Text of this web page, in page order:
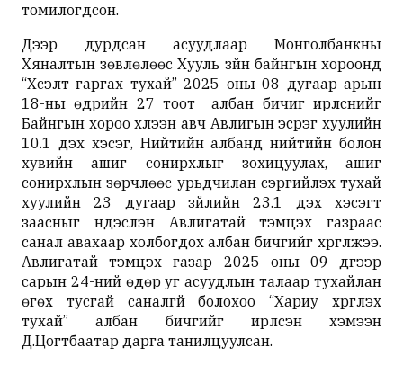
томилогдсон.
Дээр дурдсан асуудлаар Монголбанкны
Хяналтын зөвлөлөөс Хууль зүйн байнгын хороонд
“Хүсэлт гаргах тухай” 2025 оны 08 дугаар арын
18-ны өдрийн 27 тоот албан бичиг ирүүлснийг
Байнгын хороо хүлээн авч Авлигын эсрэг хуулийн
10.1 дэх хэсэг, Нийтийн албанд нийтийн болон
хувийн ашиг сонирхлыг зохицуулах, ашиг
сонирхлын зөрчлөөс урьдчилан сэргийлэх тухай
хуулийн 23 дугаар зүйлийн 23.1 дэх хэсэгт
заасныг үндэслэн Авлигатай тэмцэх газраас
санал авахаар холбогдох албан бичгийг хүргүүлжээ.
Авлигатай тэмцэх газар 2025 оны 09 дүгээр
сарын 24-ний өдөр уг асуудлын талаар тухайлан
өгөх тусгай саналгүй болохоо “Хариу хүргүүлэх
тухай” албан бичгийг ирүүлсэн хэмээн
Д.Цогтбаатар дарга танилцуулсан.